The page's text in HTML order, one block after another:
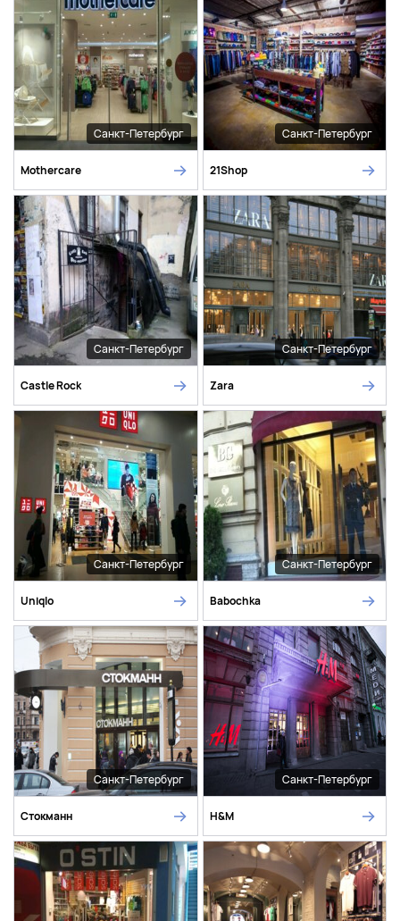
Санкт-Петербург
Mothercare
Санкт-Петербург
21Shop
Санкт-Петербург
Castle Rock
Санкт-Петербург
Zara
Санкт-Петербург
Uniqlo
Санкт-Петербург
Babochka
Санкт-Петербург
Стокманн
Санкт-Петербург
H&M